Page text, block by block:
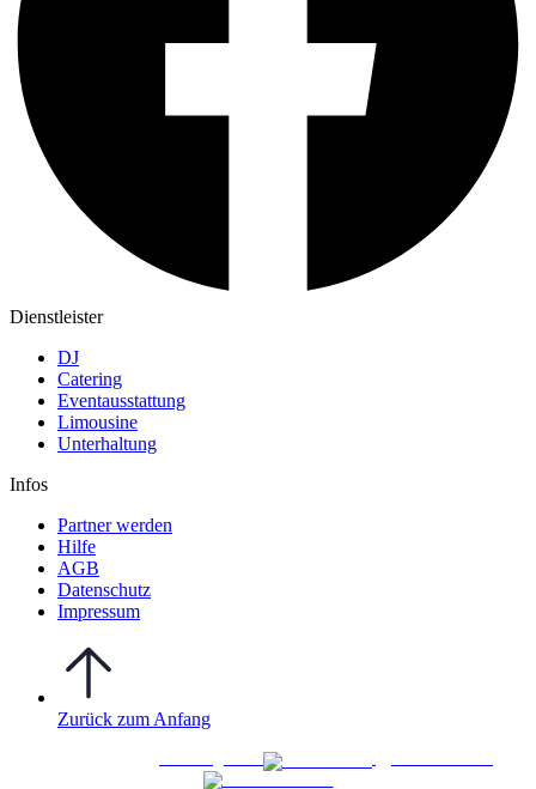
Dienstleister
DJ
Catering
Eventausstattung
Limousine
Unterhaltung
Infos
Partner werden
Hilfe
AGB
Datenschutz
Impressum
Zurück zum Anfang